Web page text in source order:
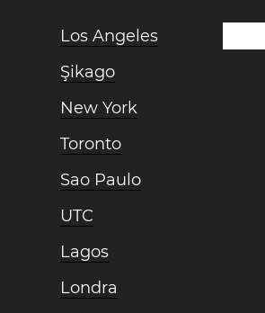
Los Angeles
Şikago
New York
Toronto
Sao Paulo
UTC
Lagos
Londra